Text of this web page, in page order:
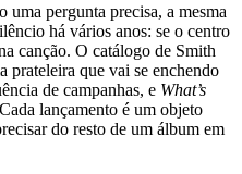
uma pergunta precisa, a mesma
há vários anos: se o centro
canção. O catálogo de Smith
prateleira que vai se enchendo
de campanhas, e What’s
lançamento é um objeto
do resto de um álbum em